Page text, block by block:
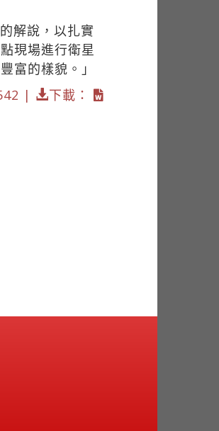
解說，以扎實
現場進行衛星
富的樣貌。」
| 下載：